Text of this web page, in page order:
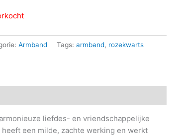
Armband Tags: armband, rozekwarts
liefdes- en vriendschappelijke
een milde, zachte werking en werkt